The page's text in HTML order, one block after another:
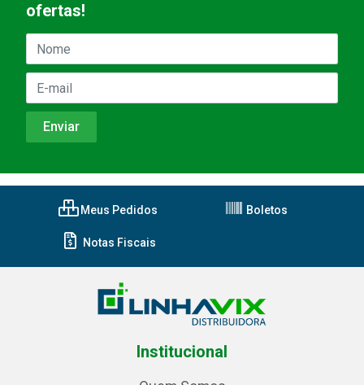
ofertas!
Meus Pedidos Boletos
Notas Fiscais
Institucional